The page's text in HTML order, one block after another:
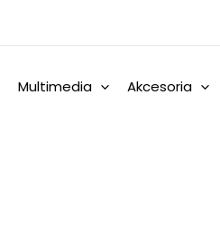
Multimedia Akcesoria